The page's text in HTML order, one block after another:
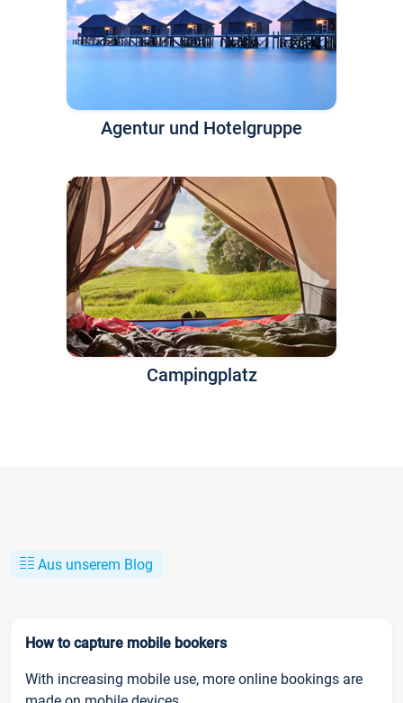
Agentur und Hotelgruppe
Campingplatz
Aus unserem Blog
How to capture mobile bookers
With increasing mobile use, more online bookings are